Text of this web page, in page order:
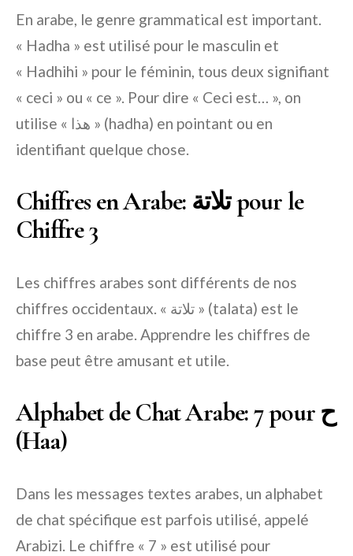
En arabe, le genre grammatical est important.
« Hadha » est utilisé pour le masculin et
« Hadhihi » pour le féminin, tous deux signifiant
« ceci » ou « ce ». Pour dire « Ceci est… », on
utilise « هذا » (hadha) en pointant ou en
identifiant quelque chose.
Chiffres en Arabe: تلاتة pour le
Chiffre 3
Les chiffres arabes sont différents de nos
chiffres occidentaux. « تلاتة » (talata) est le
chiffre 3 en arabe. Apprendre les chiffres de
base peut être amusant et utile.
Alphabet de Chat Arabe: 7 pour ح
(Haa)
Dans les messages textes arabes, un alphabet
de chat spécifique est parfois utilisé, appelé
Arabizi. Le chiffre « 7 » est utilisé pour